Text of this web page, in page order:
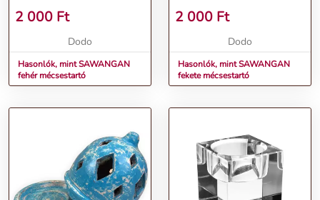
2 000 Ft
Dodo
Hasonlók, mint SAWANGAN
fehér mécsestartó
2 000 Ft
Dodo
Hasonlók, mint SAWANGAN
fekete mécsestartó